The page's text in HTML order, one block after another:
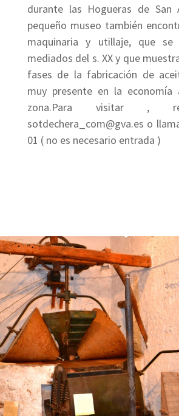
durante las Hogueras de San
pequeño museo también
maquinaria y utillaje, que se
mediados del s. XX y que
fases de la fabricación de
muy presente en la economía
zona.Para visitar ,
sotdechera_com@gva.es o
01 ( no es necesario entrada )